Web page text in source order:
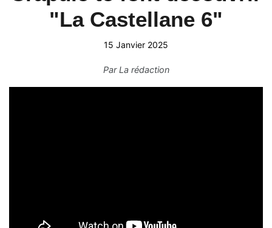
"La Castellane 6"
15 Janvier 2025
ParLa rédaction